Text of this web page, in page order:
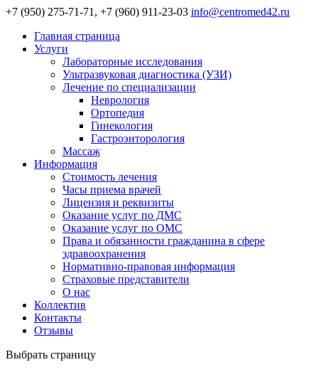
+7 (950) 275-71-71, +7 (960) 911-23-03 info@centromed42.ru
Главная страница
Услуги
Лабораторные исследования
Ультразвуковая диагностика (УЗИ)
Лечение по специализации
Неврология
Ортопедия
Гинекология
Гастроэнторология
Массаж
Информация
Стоимость лечения
Часы приема врачей
Лицензия и реквизиты
Оказание услуг по ДМС
Оказание услуг по ОМС
Права и обязанности гражданина в сфере
здравоохранения
Нормативно-правовая информация
Страховые представители
О нас
Коллектив
Контакты
Отзывы
Выбрать страницу